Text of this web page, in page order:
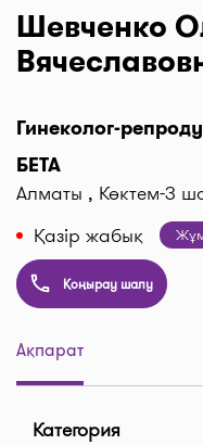
Шевченко
Гинеколог-
БЕТА
Алматы , Көктем-3
Қазір жабық
Қоңырау шалу
Ақпарат
Категория